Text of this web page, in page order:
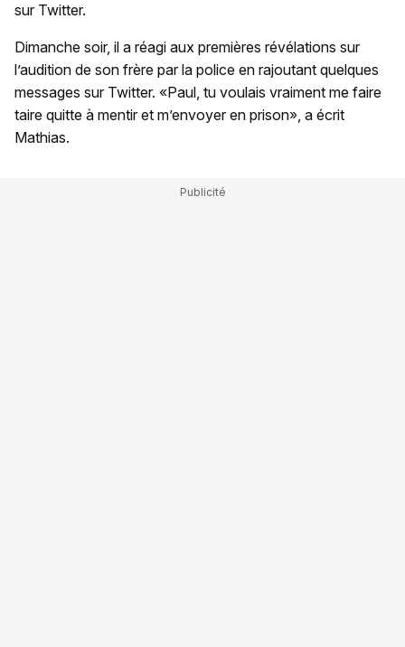
sur Twitter.
Dimanche soir, il a réagi aux premières révélations sur
l’audition de son frère par la police en rajoutant quelques
messages sur Twitter. «Paul, tu voulais vraiment me faire
taire quitte à mentir et m’envoyer en prison», a écrit
Mathias.